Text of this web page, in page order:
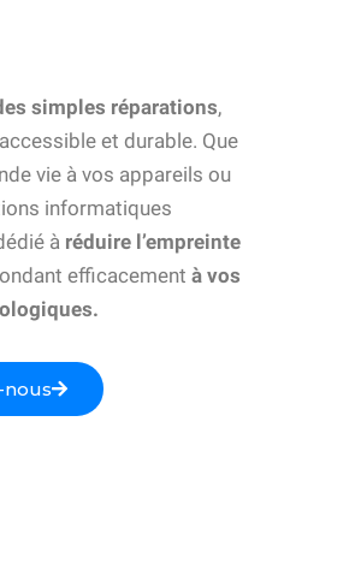
simples réparations,
et durable. Que
vie à vos appareils ou
informatiques
à réduire l’empreinte
efficacement à vos
nous